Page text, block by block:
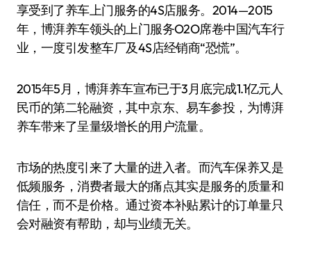
享受到了养车上门服务的4S店服务。2014—2015
年，博湃养车领头的上门服务O2O席卷中国汽车行
业，一度引发整车厂及4S店经销商“恐慌”。
2015年5月，博湃养车宣布已于3月底完成1.1亿元人
民币的第二轮融资，其中京东、易车参投，为博湃
养车带来了呈量级增长的用户流量。
市场的热度引来了大量的进入者。而汽车保养又是
低频服务，消费者最大的痛点其实是服务的质量和
信任，而不是价格。通过资本补贴累计的订单量只
会对融资有帮助，却与业绩无关。